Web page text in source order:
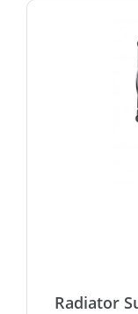
Radiator